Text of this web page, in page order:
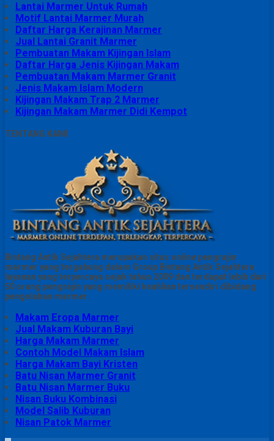
Lantai Marmer Untuk Rumah
Motif Lantai Marmer Murah
Daftar Harga Kerajinan Marmer
Jual Lantai Granit Marmer
Pembuatan Makam Kijingan Islam
Daftar Harga Jenis Kijingan Makam
Pembuatan Makam Marmer Granit
Jenis Makam Islam Modern
Kijingan Makam Trap 2 Marmer
Kijingan Makam Marmer Didi Kempot
TENTANG KAMI
Bintang Antik Sejahtera merupakan situs online pengrajin
marmer yang tergabung dalam Group Bintang Antik Sejahtera
layanan yang terpercaya sejak tahun 2009 dan terdapat lebih dari
50 orang pengrajin yang memiliki keahlian tersendiri dibidang
pengolahan marmer.
Makam Eropa Marmer
Jual Makam Kuburan Bayi
Harga Makam Marmer
Contoh Model Makam Islam
Harga Makam Bayi Kristen
Batu Nisan Marmer Granit
Batu Nisan Marmer Buku
Nisan Buku Kombinasi
Model Salib Kuburan
Nisan Patok Marmer